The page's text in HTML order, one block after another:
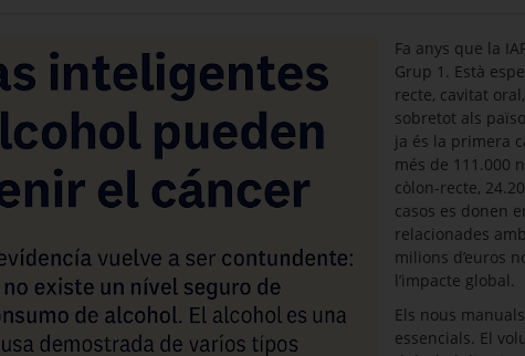
Fa anys que la
Grup 1. Està
recte, cavitat
sobretot als
ja és la primera
més de 111.000
còlon-recte,
casos es donen
relacionades
milions d’euros
l’impacte global.
Els nous
essencials. El